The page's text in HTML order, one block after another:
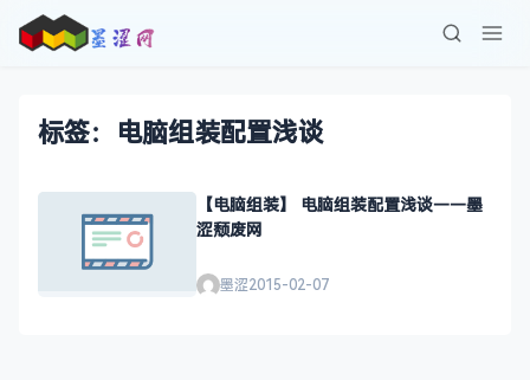
标签：电脑组装配置浅谈
【电脑组装】 电脑组装配置浅谈——墨
涩颓废网
墨涩2015-02-07